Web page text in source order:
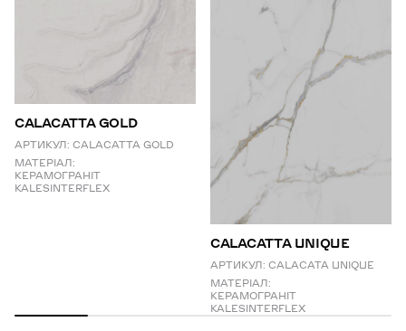
CALACATTA GOLD
АРТИКУЛ: CALACATTA GOLD
МАТЕРІАЛ:
КЕРАМОГРАНІТ
KALESINTERFLEX
СALACATTA UNIQUE
АРТИКУЛ: CALACATA UNIQUE
МАТЕРІАЛ:
КЕРАМОГРАНІТ
KALESINTERFLEX